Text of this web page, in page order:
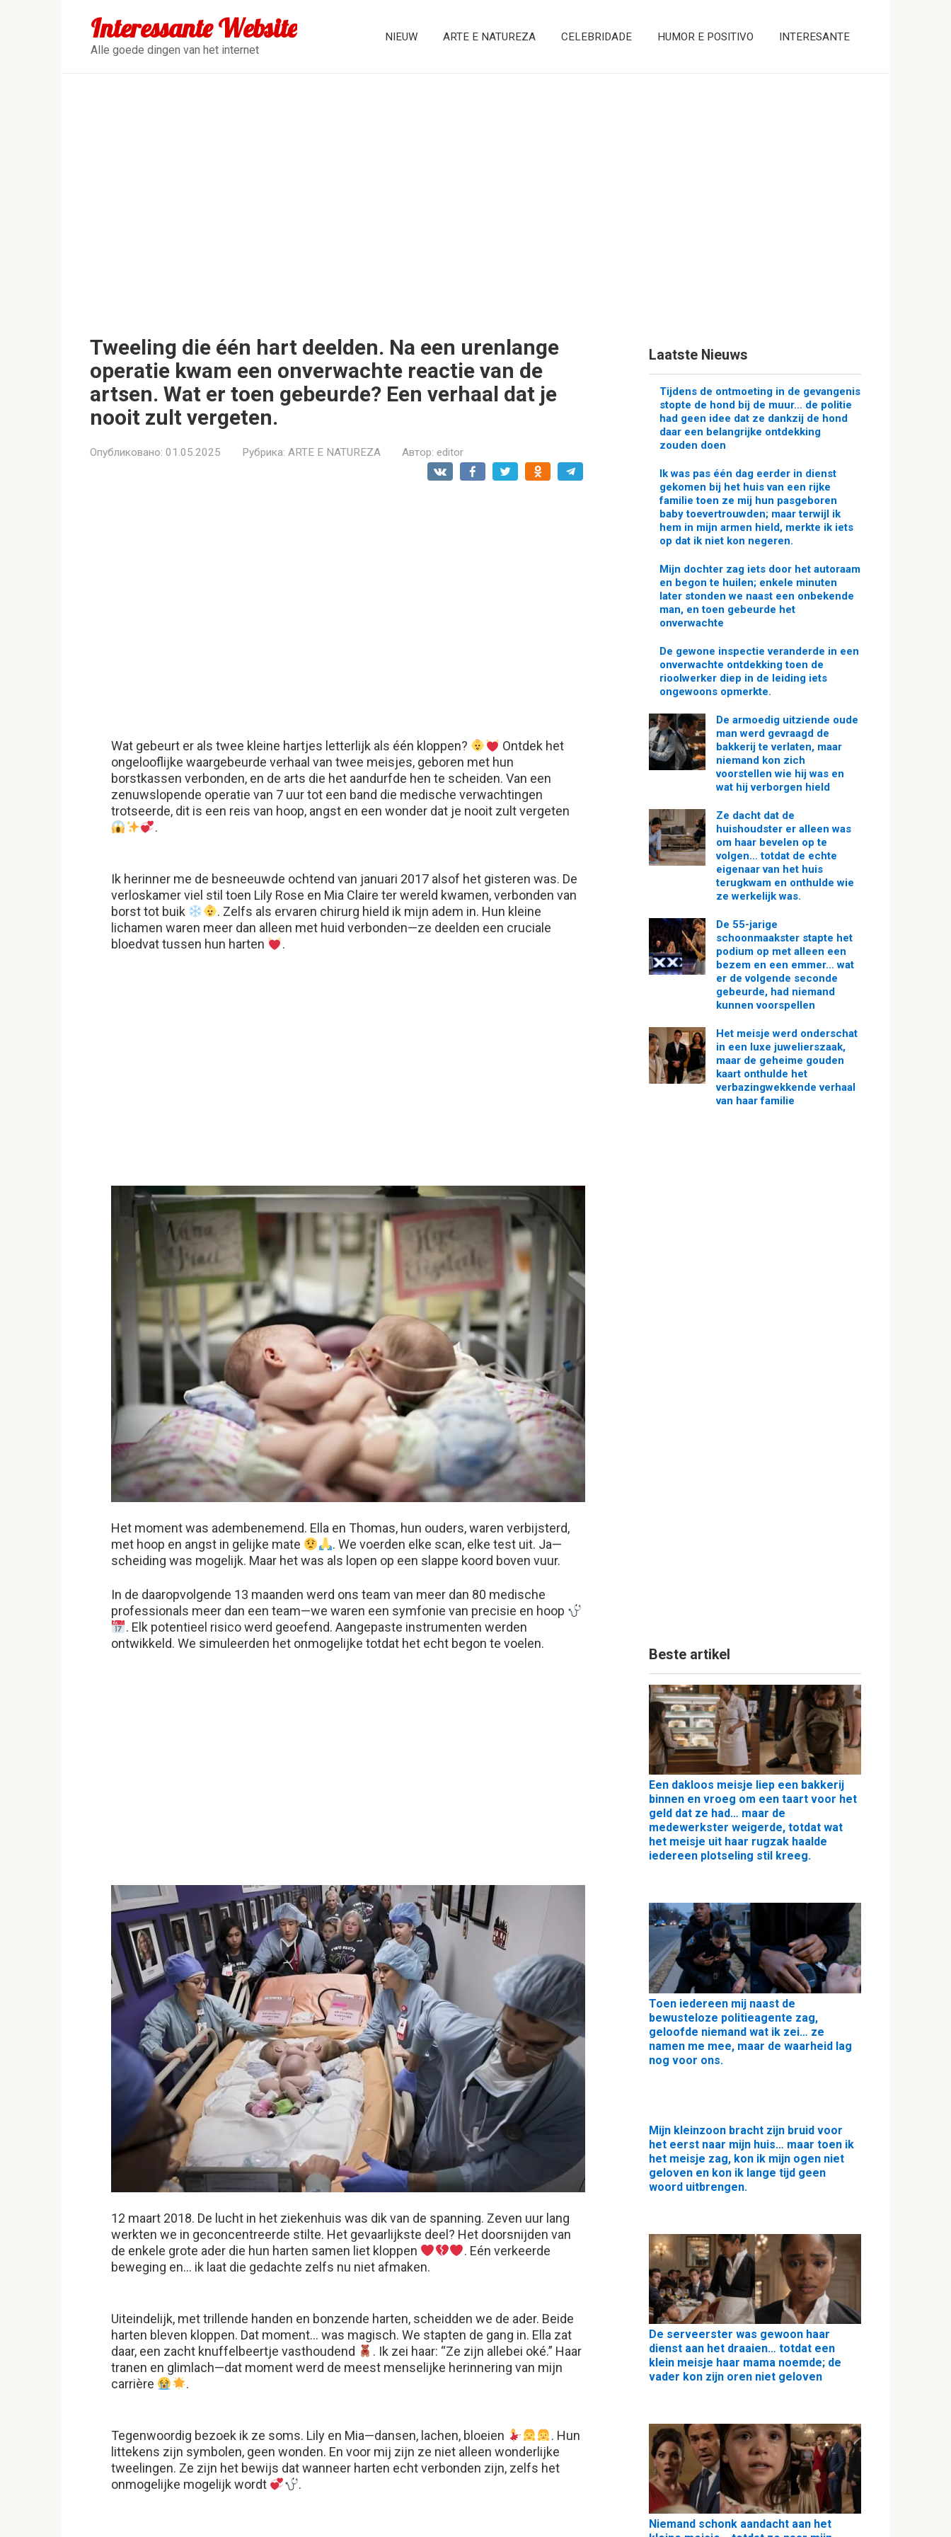
Interessante Website
Alle goede dingen van het internet
NIEUW ARTE E NATUREZA CELEBRIDADE HUMOR E POSITIVO INTERESANTE
Tweeling die één hart deelden. Na een urenlange
operatie kwam een onverwachte reactie van de
artsen. Wat er toen gebeurde? Een verhaal dat je
nooit zult vergeten.
Опубликовано: 01.05.2025 Рубрика: ARTE E NATUREZA Автор: editor
Wat gebeurt er als twee kleine hartjes letterlijk als één kloppen?
Ontdek het
ongelooflijke waargebeurde verhaal van twee meisjes, geboren met hun
borstkassen verbonden, en de arts die het aandurfde hen te scheiden. Van een
zenuwslopende operatie van 7 uur tot een band die medische verwachtingen
trotseerde, dit is een reis van hoop, angst en een wonder dat je nooit zult vergeten
.
Ik herinner me de besneeuwde ochtend van januari 2017 alsof het gisteren was. De
verloskamer viel stil toen Lily Rose en Mia Claire ter wereld kwamen, verbonden van
borst tot buik
. Zelfs als ervaren chirurg hield ik mijn adem in. Hun kleine
lichamen waren meer dan alleen met huid verbonden—ze deelden een cruciale
bloedvat tussen hun harten
.
Het moment was adembenemend. Ella en Thomas, hun ouders, waren verbijsterd,
met hoop en angst in gelijke mate
. We voerden elke scan, elke test uit. Ja—
scheiding was mogelijk. Maar het was als lopen op een slappe koord boven vuur.
In de daaropvolgende 13 maanden werd ons team van meer dan 80 medische
professionals meer dan een team—we waren een symfonie van precisie en hoop
. Elk potentieel risico werd geoefend. Aangepaste instrumenten werden
ontwikkeld. We simuleerden het onmogelijke totdat het echt begon te voelen.
12 maart 2018. De lucht in het ziekenhuis was dik van de spanning. Zeven uur lang
werkten we in geconcentreerde stilte. Het gevaarlijkste deel? Het doorsnijden van
de enkele grote ader die hun harten samen liet kloppen
. Eén verkeerde
beweging en… ik laat die gedachte zelfs nu niet afmaken.
Uiteindelijk, met trillende handen en bonzende harten, scheidden we de ader. Beide
harten bleven kloppen. Dat moment… was magisch. We stapten de gang in. Ella zat
daar, een zacht knuffelbeertje vasthoudend
. Ik zei haar: “Ze zijn allebei oké.” Haar
tranen en glimlach—dat moment werd de meest menselijke herinnering van mijn
carrière
.
Tegenwoordig bezoek ik ze soms. Lily en Mia—dansen, lachen, bloeien
. Hun
littekens zijn symbolen, geen wonden. En voor mij zijn ze niet alleen wonderlijke
tweelingen. Ze zijn het bewijs dat wanneer harten echt verbonden zijn, zelfs het
onmogelijke mogelijk wordt
.
Laatste Nieuws
Tijdens de ontmoeting in de gevangenis
stopte de hond bij de muur… de politie
had geen idee dat ze dankzij de hond
daar een belangrijke ontdekking
zouden doen
Ik was pas één dag eerder in dienst
gekomen bij het huis van een rijke
familie toen ze mij hun pasgeboren
baby toevertrouwden; maar terwijl ik
hem in mijn armen hield, merkte ik iets
op dat ik niet kon negeren.
Mijn dochter zag iets door het autoraam
en begon te huilen; enkele minuten
later stonden we naast een onbekende
man, en toen gebeurde het
onverwachte
De gewone inspectie veranderde in een
onverwachte ontdekking toen de
rioolwerker diep in de leiding iets
ongewoons opmerkte.
De armoedig uitziende oude
man werd gevraagd de
bakkerij te verlaten, maar
niemand kon zich
voorstellen wie hij was en
wat hij verborgen hield
Ze dacht dat de
huishoudster er alleen was
om haar bevelen op te
volgen… totdat de echte
eigenaar van het huis
terugkwam en onthulde wie
ze werkelijk was.
De 55-jarige
schoonmaakster stapte het
podium op met alleen een
bezem en een emmer… wat
er de volgende seconde
gebeurde, had niemand
kunnen voorspellen
Het meisje werd onderschat
in een luxe juwelierszaak,
maar de geheime gouden
kaart onthulde het
verbazingwekkende verhaal
van haar familie
Beste artikel
Een dakloos meisje liep een bakkerij
binnen en vroeg om een taart voor het
geld dat ze had… maar de
medewerkster weigerde, totdat wat
het meisje uit haar rugzak haalde
iedereen plotseling stil kreeg.
Toen iedereen mij naast de
bewusteloze politieagente zag,
geloofde niemand wat ik zei… ze
namen me mee, maar de waarheid lag
nog voor ons.
Mijn kleinzoon bracht zijn bruid voor
het eerst naar mijn huis… maar toen ik
het meisje zag, kon ik mijn ogen niet
geloven en kon ik lange tijd geen
woord uitbrengen.
De serveerster was gewoon haar
dienst aan het draaien… totdat een
klein meisje haar mama noemde; de
vader kon zijn oren niet geloven
Niemand schonk aandacht aan het